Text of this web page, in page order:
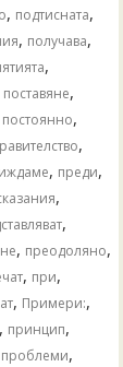
, подтисната,
, получава,
,
поставяне,
постоянно,
,
, преди,
,
,
, преодоляно,
, при,
, Примери:,
, принцип,
проблеми,